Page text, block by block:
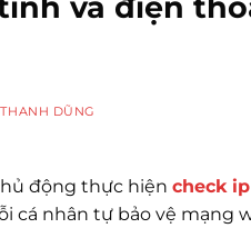
DŨNG
động thực hiện check ip
cá nhân tự bảo vệ mạng